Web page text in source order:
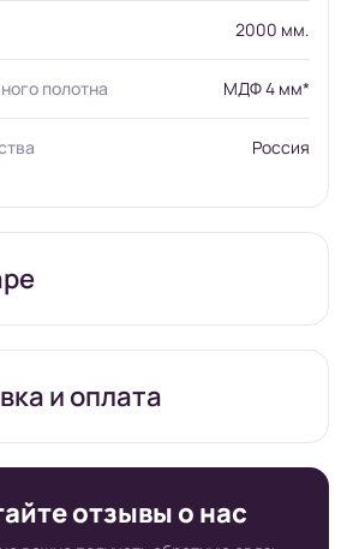
2000 мм.
полотна МДФ 4 мм*
Россия
и оплата
доставки в
отзывы о нас